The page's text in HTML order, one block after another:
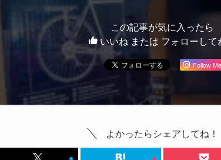
この記事が気に入ったら
いいね または フォローして
Follow Me
よかったらシェアしてね！